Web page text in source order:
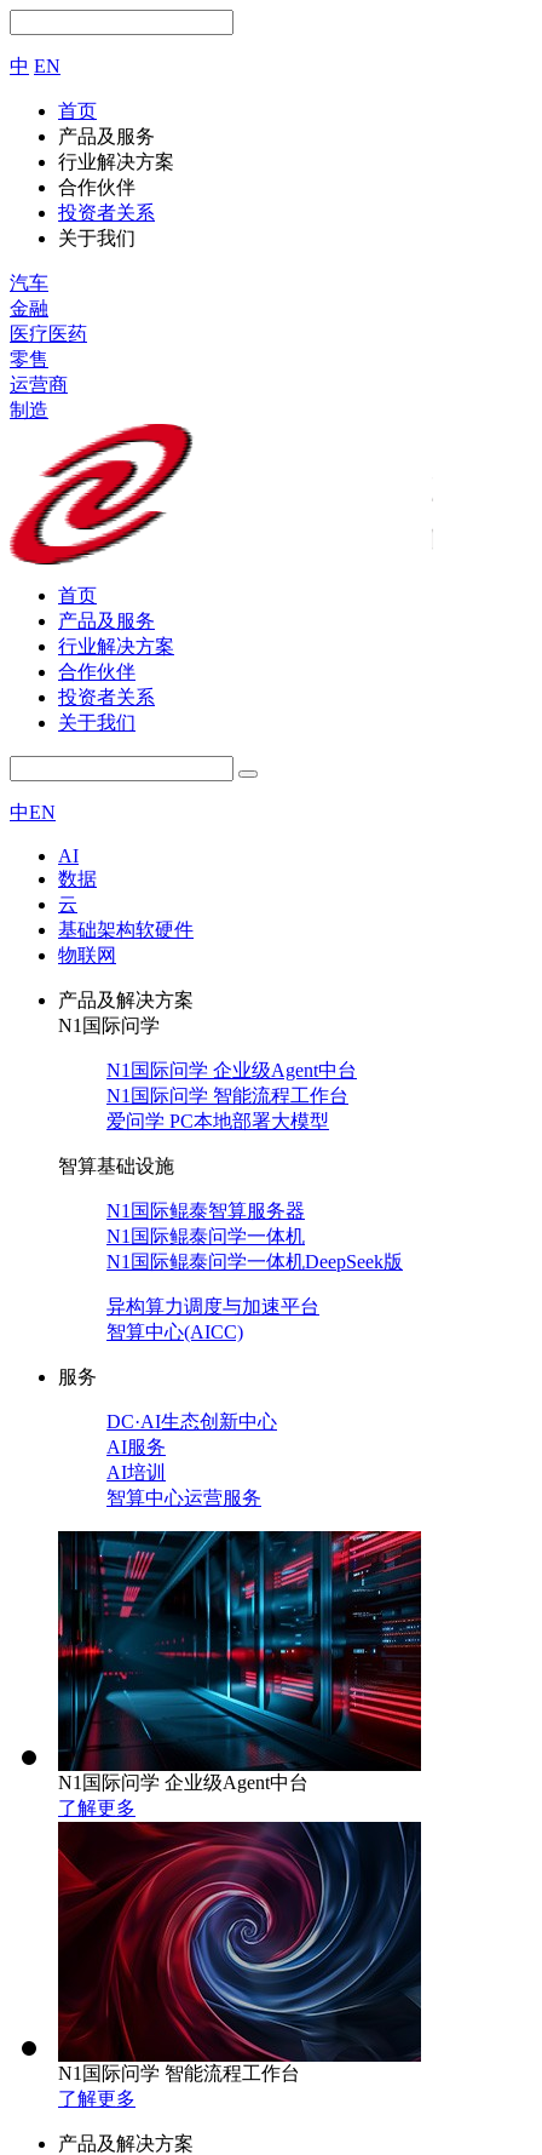
中 EN
首页
产品及服务
行业解决方案
合作伙伴
投资者关系
关于我们
汽车
金融
医疗医药
零售
运营商
制造
首页
产品及服务
行业解决方案
合作伙伴
投资者关系
关于我们
中EN
AI
数据
云
基础架构软硬件
物联网
产品及解决方案
N1国际问学
N1国际问学 企业级Agent中台
N1国际问学 智能流程工作台
爱问学 PC本地部署大模型
智算基础设施
N1国际鲲泰智算服务器
N1国际鲲泰问学一体机
N1国际鲲泰问学一体机DeepSeek版
异构算力调度与加速平台
智算中心(AICC)
服务
DC·AI生态创新中心
AI服务
AI培训
智算中心运营服务
N1国际问学 企业级Agent中台
了解更多
N1国际问学 智能流程工作台
了解更多
产品及解决方案